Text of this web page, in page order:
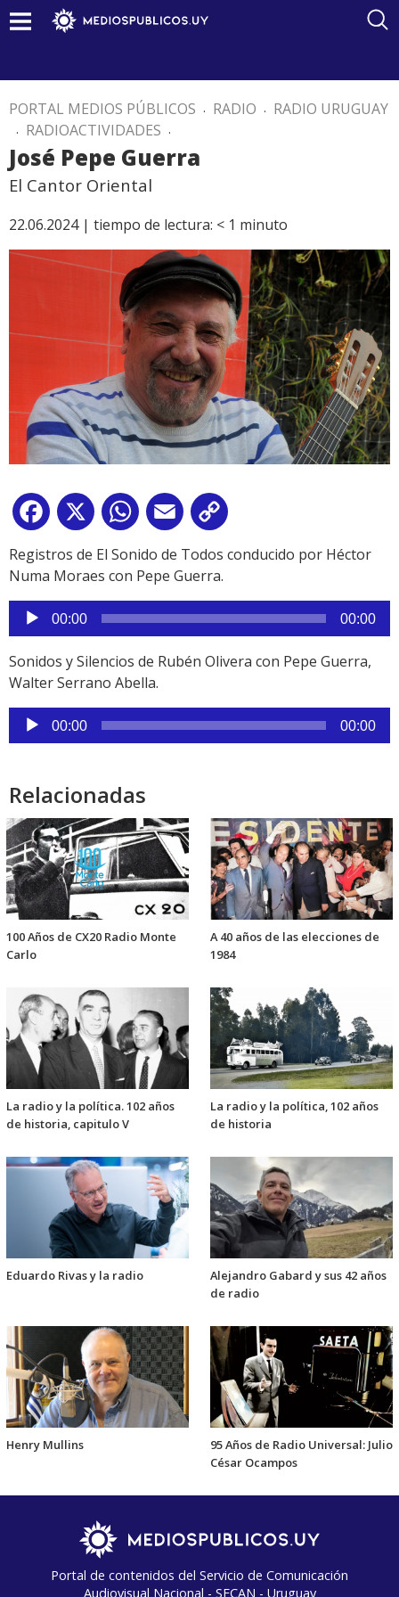
PORTAL MEDIOS PÚBLICOS . RADIO . RADIO URUGUAY
. RADIOACTIVIDADES .
José Pepe Guerra
El Cantor Oriental
22.06.2024 | tiempo de lectura: < 1 minuto
Facebook
X WhatsApp
Email
Link
Registros de El Sonido de Todos conducido por Héctor
Numa Moraes con Pepe Guerra.
Reproductor
de
audio
00:00 00:00
Sonidos y Silencios de Rubén Olivera con Pepe Guerra,
Walter Serrano Abella.
Reproductor
de
00:00 00:00
Relacionadas
100 Años de CX20 Radio Monte
Carlo
A 40 años de las elecciones de
1984
La radio y la política. 102 años
de historia, capitulo V
La radio y la política, 102 años
de historia
Eduardo Rivas y la radio
Alejandro Gabard y sus 42 años
de radio
Henry Mullins
95 Años de Radio Universal: Julio
César Ocampos
Portal de contenidos del Servicio de Comunicación
Audiovisual Nacional - SECAN - Uruguay